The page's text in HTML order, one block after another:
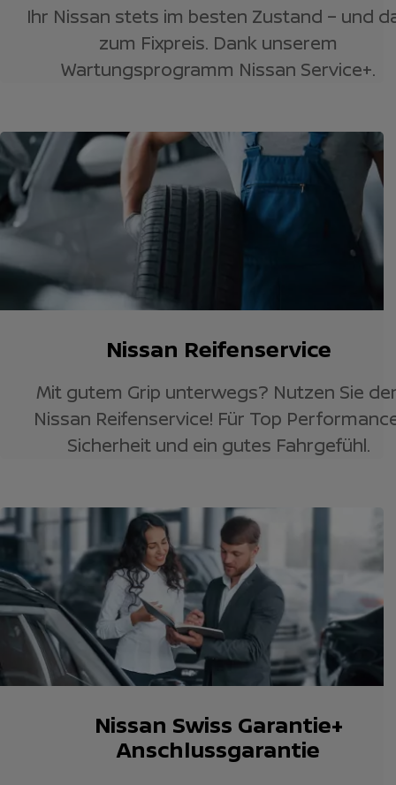
Ihr Nissan stets im besten Zustand – und
zum Fixpreis. Dank unserem
Wartungsprogramm Nissan Service+.
Nissan Reifenservice
Mit gutem Grip unterwegs? Nutzen Sie
Nissan Reifenservice! Für Top
Sicherheit und ein gutes Fahrgefühl.
Nissan Swiss Garantie+
Anschlussgarantie